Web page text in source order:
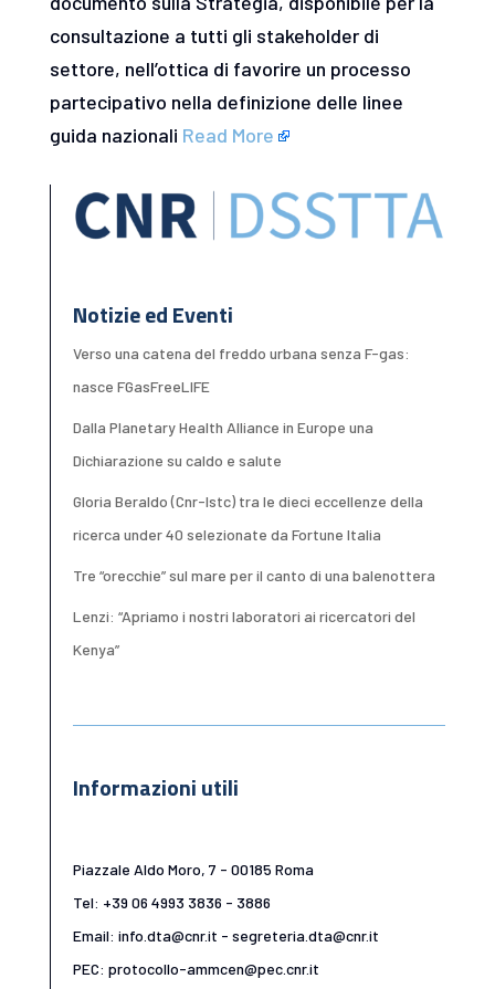
consultazione a tutti gli stakeholder di
settore, nell’ottica di favorire un processo
partecipativo nella definizione delle linee
guida nazionali Read More
Notizie ed Eventi
Verso una catena del freddo urbana senza F-gas:
nasce FGasFreeLIFE
Dalla Planetary Health Alliance in Europe una
Dichiarazione su caldo e salute
Gloria Beraldo (Cnr-Istc) tra le dieci eccellenze della
ricerca under 40 selezionate da Fortune Italia
Tre “orecchie” sul mare per il canto di una balenottera
Lenzi: “Apriamo i nostri laboratori ai ricercatori del
Kenya”
Informazioni utili
Piazzale Aldo Moro, 7 - 00185 Roma
Tel: +39 06 4993 3836 - 3886
Email: info.dta@cnr.it - segreteria.dta@cnr.it
PEC: protocollo-ammcen@pec.cnr.it